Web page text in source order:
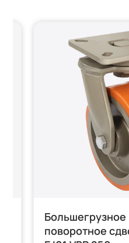
поворотное